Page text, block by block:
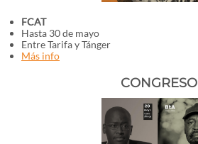
FCAT
Hasta 30 de mayo
Entre Tarifa y Tánger
Más info
CONGRESO